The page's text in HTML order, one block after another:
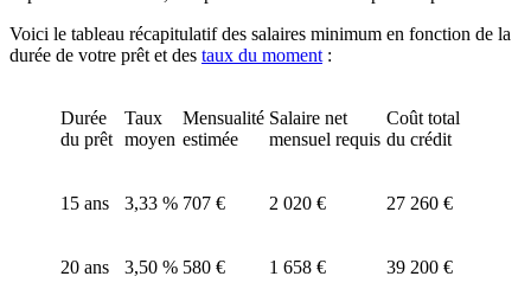
Voici le tableau récapitulatif des salaires minimum en fonction de la
durée de votre prêt et des taux du moment :
Durée
du prêt
Taux
moyen
Mensualité
estimée
Salaire net
mensuel requis
Coût total
du crédit
15 ans 3,33 % 707 € 2 020 € 27 260 €
20 ans 3,50 % 580 € 1 658 € 39 200 €